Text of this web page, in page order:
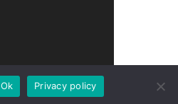
Lifestyle Povijest
Ok Privacy policy